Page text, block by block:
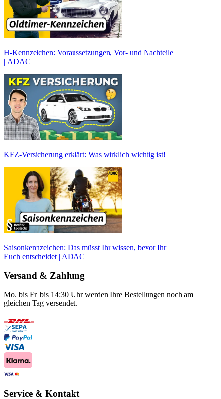
H-Kennzeichen: Voraussetzungen, Vor- und Nachteile
| ADAC
KFZ-Versicherung erklärt: Was wirklich wichtig ist!
Saisonkennzeichen: Das müsst Ihr wissen, bevor Ihr
Euch entscheidet | ADAC
Versand & Zahlung
Mo. bis Fr. bis 14:30 Uhr werden Ihre Bestellungen noch am
gleichen Tag versendet.
Service & Kontakt